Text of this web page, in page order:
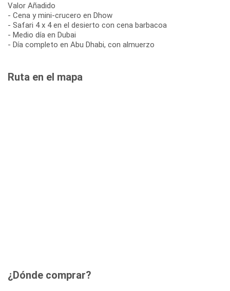
Valor Añadido
- Cena y mini-crucero en Dhow
- Safari 4 x 4 en el desierto con cena barbacoa
- Medio día en Dubai
- Día completo en Abu Dhabi, con almuerzo
Ruta en el mapa
¿Dónde comprar?